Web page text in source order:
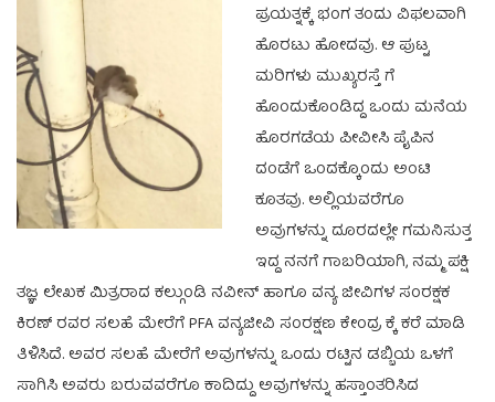
ಪ್ರಯತ್ನಕ್ಕೆ ಭಂಗ ತಂದು ವಿಫಲವಾಗಿ
ಹೊರಟು ಹೋದವು. ಆ ಪುಟ್ಟ
ಮರಿಗಳು ಮುಖ್ಯರಸ್ತೆ ಗೆ
ಹೊಂದುಕೊಂಡಿದ್ದ ಒಂದು ಮನೆಯ
ಹೊರಗಡೆಯ ಪೀವೀಸಿ ಪೈಪಿನ
ದಂಡೆಗೆ ಒಂದಕ್ಕೊಂದು ಅಂಟಿ
ಕೂತವು. ಅಲ್ಲಿಯವರೆಗೂ
ಅವುಗಳನ್ನು ದೂರದಲ್ಲೇ ಗಮನಿಸುತ್ತ
ಇದ್ದ ನನಗೆ ಗಾಬರಿಯಾಗಿ, ನಮ್ಮ ಪಕ್ಷಿ
ತಜ್ಞ ಲೇಖಕ ಮಿತ್ರರಾದ ಕಲ್ಗುಂಡಿ ನವೀನ್ ಹಾಗೂ ವನ್ಯ ಜೀವಿಗಳ ಸಂರಕ್ಷಕ
ಕಿರಣ್ ರವರ ಸಲಹೆ ಮೇರೆಗೆ PFA ವನ್ಯಜೀವಿ ಸಂರಕ್ಷಣ ಕೇಂದ್ರ ಕ್ಕೆ ಕರೆ ಮಾಡಿ
ತಿಳಿಸಿದೆ. ಅವರ ಸಲಹೆ ಮೇರೆಗೆ ಅವುಗಳನ್ನು ಒಂದು ರಟ್ಟಿನ ಡಬ್ಬಿಯ ಒಳಗೆ
ಸಾಗಿಸಿ ಅವರು ಬರುವವರೆಗೂ ಕಾದಿದ್ದು ಅವುಗಳನ್ನು ಹಸ್ತಾಂತರಿಸಿದ